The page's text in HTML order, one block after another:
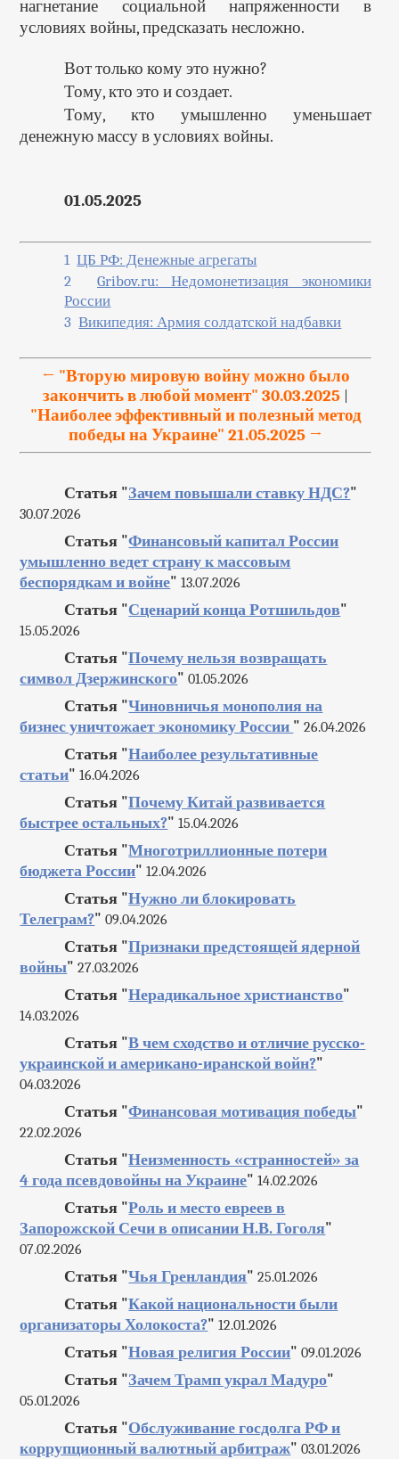
нагнетание социальной напряженности в
условиях войны, предсказать несложно.
Вот только кому это нужно?
Тому, кто это и создает.
Тому, кто умышленно уменьшает
денежную массу в условиях войны.
01.05.2025
1 ЦБ РФ: Денежные агрегаты
2
Gribov.ru: Недомонетизация экономики
России
3 Википедия: Армия солдатской надбавки
← "Вторую мировую войну можно было
закончить в любой момент" 30.03.2025
"Наиболее эффективный и полезный метод
победы на Украине" 21.05.2025 →
Статья "Зачем повышали ставку НДС?"
30.07.2026
Статья "Финансовый капитал России
умышленно ведет страну к массовым
беспорядкам и войне" 13.07.2026
Статья "Сценарий конца Ротшильдов"
15.05.2026
Статья "Почему нельзя возвращать
символ Дзержинского" 01.05.2026
Статья "Чиновничья монополия на
бизнес уничтожает экономику России " 26.04.2026
Статья "Наиболее результативные
статьи" 16.04.2026
Статья "Почему Китай развивается
быстрее остальных?" 15.04.2026
Статья "Многотриллионные потери
бюджета России" 12.04.2026
Статья "Нужно ли блокировать
Телеграм?" 09.04.2026
Статья "Признаки предстоящей ядерной
войны" 27.03.2026
Статья "Нерадикальное христианство"
14.03.2026
Статья "В чем сходство и отличие русско-
украинской и американо-иранской войн?"
04.03.2026
Статья "Финансовая мотивация победы"
22.02.2026
Статья "Неизменность «странностей» за
4 года псевдовойны на Украине" 14.02.2026
Статья "Роль и место евреев в
Запорожской Сечи в описании Н.В. Гоголя"
07.02.2026
Статья "Чья Гренландия" 25.01.2026
Статья "Какой национальности были
организаторы Холокоста?" 12.01.2026
Статья "Новая религия России" 09.01.2026
Статья "Зачем Трамп украл Мадуро"
05.01.2026
Статья "Обслуживание госдолга РФ и
коррупционный валютный арбитраж" 03.01.2026